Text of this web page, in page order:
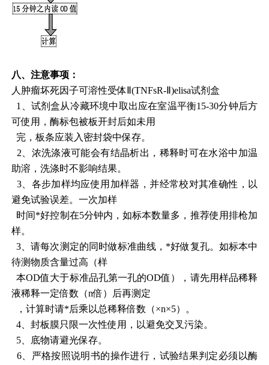
八、 注意事项：
人肿瘤坏死因子可溶性受体Ⅱ(TNFsR-Ⅱ)elisa试剂盒
1、试剂盒从冷藏环境中取出应在室温平衡15-30分钟后方
可使用，酶标包被板开封后如未用
完，板条应装入密封袋中保存。
2、浓洗涤液可能会有结晶析出，稀释时可在水浴中加温
助溶，洗涤时不影响结果。
3、各步加样均应使用加样器，并经常校对其准确性，以
避免试验误差。一次加样
时间*好控制在5分钟内，如标本数量多，推荐使用排枪加
样。
3、请每次测定的同时做标准曲线，*好做复孔。如标本中
待测物质含量过高（样
本OD值大于标准品孔第一孔的OD值），请先用样品稀释
液稀释一定倍数（n倍）后再测定
，计算时请*后乘以总稀释倍数（×n×5）。
4、封板膜只限一次性使用，以避免交叉污染。
5、底物请避光保存。
6、严格按照说明书的操作进行，试验结果判定必须以酶